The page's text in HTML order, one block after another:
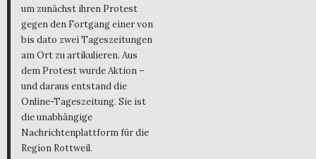
um zunächst ihren Protest
gegen den Fortgang einer von
bis dato zwei Tageszeitungen
am Ort zu artikulieren. Aus
dem Protest wurde Aktion –
und daraus entstand die
Online-Tageszeitung. Sie ist
die unabhängige
Nachrichtenplattform für die
Region Rottweil.